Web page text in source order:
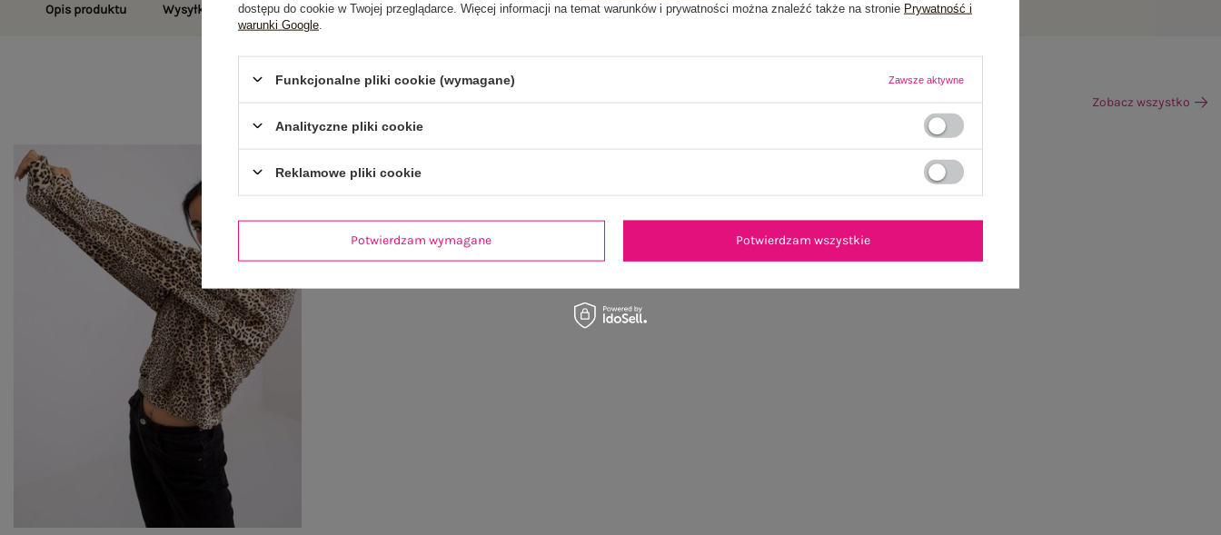
Opis produktu Wysyłka i dostawa Zwroty i reklamacje Opinie o produkcie(0)
Zobacz wszystko
dostępu do cookie w Twojej przeglądarce. Więcej informacji na temat warunków i prywatności można znaleźć także na stronie Prywatność i
warunki Google
Funkcjonalne pliki cookie (wymagane) Zawsze aktywne
Analityczne pliki cookie
Reklamowe pliki cookie
Potwierdzam wymagane Potwierdzam wszystkie